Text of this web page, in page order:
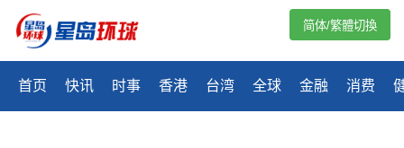
首页 快讯 时事 香港 台湾 全球 金融 消费
简体/繁體切換